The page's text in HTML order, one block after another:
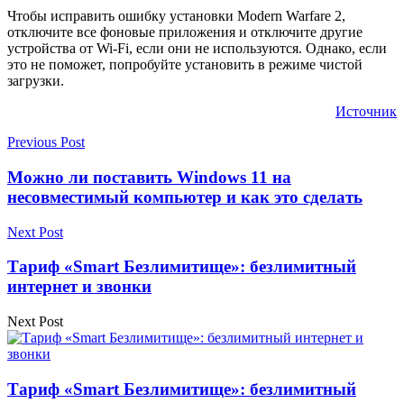
Чтобы исправить ошибку установки Modern Warfare 2,
отключите все фоновые приложения и отключите другие
устройства от Wi-Fi, если они не используются. Однако, если
это не поможет, попробуйте установить в режиме чистой
загрузки.
Источник
Previous Post
Можно ли поставить Windows 11 на
несовместимый компьютер и как это сделать
Next Post
Тариф «Smart Безлимитище»: безлимитный
интернет и звонки
Next Post
Тариф «Smart Безлимитище»: безлимитный